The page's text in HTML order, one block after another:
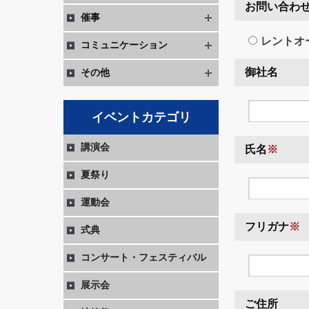
お問い合わ
レントオ
御社名
氏名 ※
フリガナ※
ご住所
催事
コミュニケーション
その他
イベントカテゴリ
講演会
夏祭り
運動会
式典
コンサート・フェスティバル
展示会